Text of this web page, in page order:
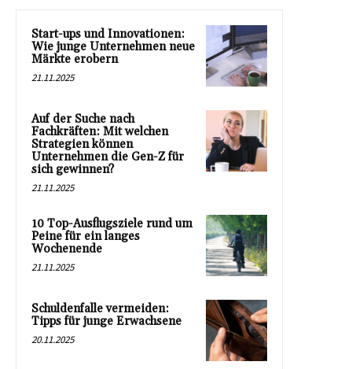
Start-ups und Innovationen:
Wie junge Unternehmen neue
Märkte erobern
21.11.2025
Auf der Suche nach
Fachkräften: Mit welchen
Strategien können
Unternehmen die Gen-Z für
sich gewinnen?
21.11.2025
10 Top-Ausflugsziele rund um
Peine für ein langes
Wochenende
21.11.2025
Schuldenfalle vermeiden:
Tipps für junge Erwachsene
20.11.2025